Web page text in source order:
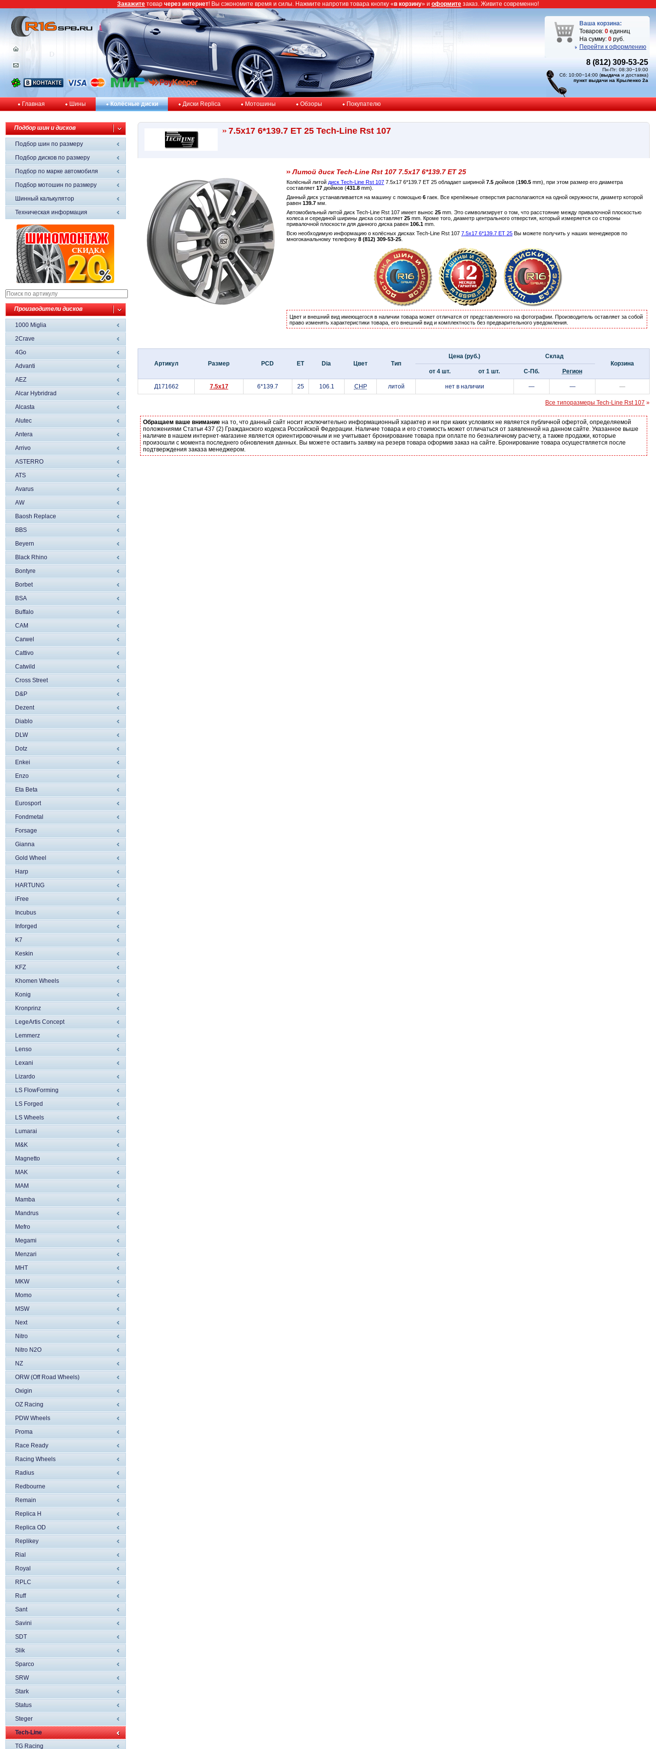
Ваша корзина:
Товаров: 0 единиц
На сумму: 0 руб.
Перейти к оформлению
8 (812) 309-53-25
Пн-Пт: 08:30−19:00
Сб: 10:00−14:00 (выдача и доставка)
пункт выдачи на Крыленко 2а
Главная Шины Колёсные диски Диски Replica Мотошины Обзоры Покупателю
Подбор шин и дисков
Подбор шин по размеру
Подбор дисков по размеру
Подбор по марке автомобиля
Подбор мотошин по размеру
Шинный калькулятор
Техническая информация
Производители дисков
1000 Miglia
2Crave
4Go
Advanti
AEZ
Alcar Hybridrad
Alcasta
Alutec
Antera
Arrivo
ASTERRO
ATS
Avarus
AW
Baosh Replace
BBS
Beyern
Black Rhino
Bontyre
Borbet
BSA
Buffalo
CAM
Carwel
Cattivo
Catwild
Cross Street
D&P
Dezent
Diablo
DLW
Dotz
Enkei
Enzo
Eta Beta
Eurosport
Fondmetal
Forsage
Gianna
Gold Wheel
Harp
HARTUNG
iFree
Incubus
Inforged
K7
Keskin
KFZ
Khomen Wheels
Konig
Kronprinz
LegeArtis Concept
Lemmerz
Lenso
Lexani
Lizardo
LS FlowForming
LS Forged
LS Wheels
Lumarai
M&K
Magnetto
MAK
MAM
Mamba
Mandrus
Mefro
Megami
Menzari
MHT
MKW
Momo
MSW
Next
Nitro
Nitro N2O
NZ
ORW (Off Road Wheels)
Oxigin
OZ Racing
PDW Wheels
Proma
Race Ready
Racing Wheels
Radius
Redbourne
Remain
Replica H
Replica OD
Replikey
Rial
Royal
RPLC
Ruff
Sant
Savini
SDT
Slik
Sparco
SRW
Stark
Status
Steger
Tech-Line
TG Racing
7.5x17 6*139.7 ET 25 Tech-Line Rst 107
Литой диск Tech-Line Rst 107 7.5x17 6*139.7 ET 25
Колёсный литой диск Tech-Line Rst 107 7.5x17 6*139.7 ET 25 обладает шириной 7.5 дюймов (190.5 mm), при этом размер его диаметра
составляет 17 дюймов (431.8 mm).
Данный диск устанавливается на машину с помощью 6 гаек. Все крепёжные отверстия располагаются на одной окружности, диаметр которой
равен 139.7 мм.
Автомобильный литой диск Tech-Line Rst 107 имеет вынос 25 mm. Это символизирует о том, что расстояние между привалочной плоскостью
колеса и серединой ширины диска составляет 25 mm. Кроме того, диаметр центрального отверстия, который измеряется со стороны
привалочной плоскости для данного диска равен 106.1 mm.
Всю необходимую информацию о колёсных дисках Tech-Line Rst 107 7.5x17 6*139.7 ET 25 Вы можете получить у наших менеджеров по
многоканальному телефону 8 (812) 309-53-25
Цвет и внешний вид имеющегося в наличии товара может отличатся от представленного на фотографии. Производитель оставляет за собой
право изменять характеристики товара, его внешний вид и комплектность без предварительного уведомления.
Артикул Размер PCD ET Dia Цвет Тип
Цена (руб.)
Склад
Корзина
от 4 шт.
от 1 шт. С-Пб. Регион
Д171662 7.5x17 6*139.7 25 106.1 CHP литой нет в наличии — — —
Все типоразмеры Tech-Line Rst 107 »
Обращаем ваше внимание на то, что данный сайт носит исключительно информационный характер и ни при каких условиях не является публичной офертой, определяемой
положениями Статьи 437 (2) Гражданского кодекса Российской Федерации. Наличие товара и его стоимость может отличаться от заявленной на данном сайте. Указанное выше
наличие в нашем интернет-магазине является ориентировочным и не учитывает бронирование товара при оплате по безналичному расчету, а также продажи, которые
произошли с момента последнего обновления данных. Вы можете оставить заявку на резерв товара оформив заказ на сайте. Бронирование товара осуществляется после
подтверждения заказа менеджером.
Закажите товар через интернет! Вы сэкономите время и силы. Нажмите напротив товара кнопку «в корзину» и оформите заказ. Живите современно!